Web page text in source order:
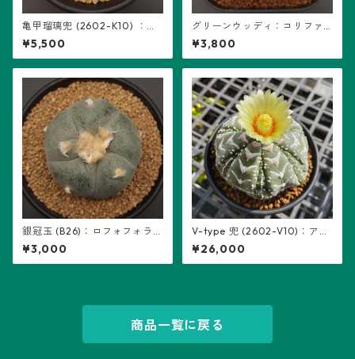
亀甲瑠璃兜 (2602-K10) ：ア
ストロフィツム属 ※実生
¥5,500
グリーンウッディ：コリファ
ンタ属 (B13)
¥3,800
銀冠玉 (B26)：ロフォフォラ属
※実生
¥3,000
V-type 兜 (2602-V10)：アス
トロフィツム属 ※実生、7稜
(リザードスキンの複稜有り)
¥26,000
商品一覧に戻る